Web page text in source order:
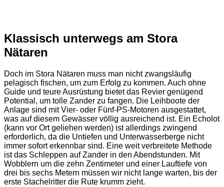
Klassisch unterwegs am Stora
Nätaren
Doch im Stora Nätaren muss man nicht zwangsläufig
pelagisch fischen, um zum Erfolg zu kommen. Auch ohne
Guide und teure Ausrüstung bietet das Revier genügend
Potential, um tolle Zander zu fangen. Die Leihboote der
Anlage sind mit Vier- oder Fünf-PS-Motoren ausgestattet,
was auf diesem Gewässer völlig ausreichend ist. Ein Echolot
(kann vor Ort geliehen werden) ist allerdings zwingend
erforderlich, da die Untiefen und Unterwasserberge nicht
immer sofort erkennbar sind. Eine weit verbreitete Methode
ist das Schleppen auf Zander in den Abendstunden. Mit
Wobblern um die zehn Zentimeter und einer Lauftiefe von
drei bis sechs Metern müssen wir nicht lange warten, bis der
erste Stachelritter die Rute krumm zieht.